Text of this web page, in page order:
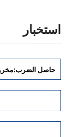
استخبار